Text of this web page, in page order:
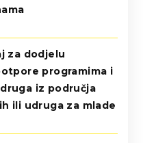
za dodjelu
programima i
iz područja
ili udruga za mlade